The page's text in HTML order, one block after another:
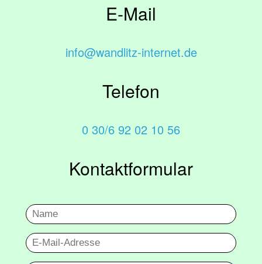
E-Mail
info@wandlitz-internet.de
Telefon
0 30/6 92 02 10 56
Kontaktformular